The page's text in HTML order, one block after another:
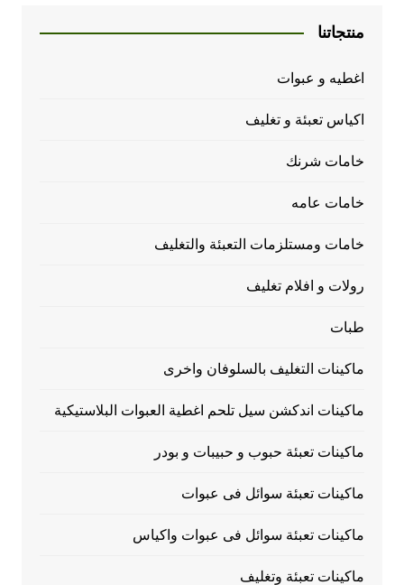
منتجاتنا
اغطيه و عبوات
اكياس تعبئة و تغليف
خامات شرنك
خامات عامه
خامات ومستلزمات التعبئة والتغليف
رولات و افلام تغليف
طبات
ماكينات التغليف بالسلوفان واخرى
ماكينات اندكشن سيل تلحم اغطية العبوات البلاستيكية
ماكينات تعبئة حبوب و حبيبات و بودر
ماكينات تعبئة سوائل فى عبوات
ماكينات تعبئة سوائل فى عبوات واكياس
ماكينات تعبئة وتغليف